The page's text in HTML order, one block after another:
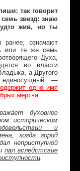
так говорит
звезд: знаю
жив, но ты
означают
или те же семь
Духа,
во власти
а Другого
—
одно имя
мертва.
духовное
историческом
и
когда город
неприступной
пал вследстсвие
.